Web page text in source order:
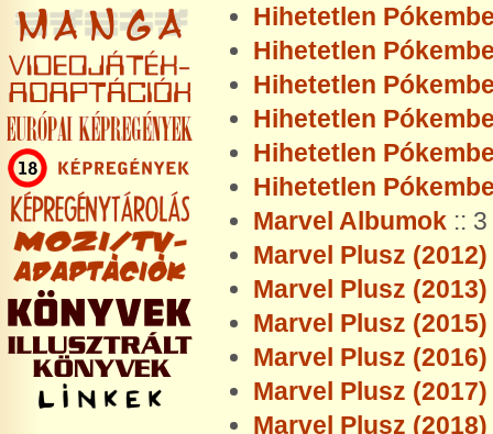
Hihetetlen
Hihetetlen
Hihetetlen
Hihetetlen
Hihetetlen
Hihetetlen
Marvel Albumok ::
Marvel Plusz (2012)
Marvel Plusz (2013)
Marvel Plusz (2015)
Marvel Plusz (2016)
Marvel Plusz (2017)
Marvel Plusz (2018)